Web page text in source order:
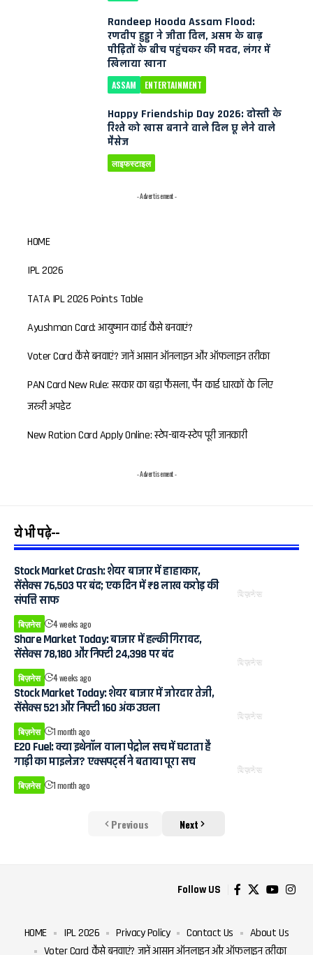
Randeep Hooda Assam Flood:
रणदीप हुड्डा ने जीता दिल, असम के बाढ़
पीड़ितों के बीच पहुंचकर की मदद, लंगर में
खिलाया खाना
ASSAM ENTERTAINMENT
Happy Friendship Day 2026: दोस्ती के
रिश्ते को खास बनाने वाले दिल छू लेने वाले
मैसेज
लाइफस्टाइल
- Advertisement -
HOME
IPL 2026
TATA IPL 2026 Points Table
Ayushman Card: आयुष्मान कार्ड कैसे बनवाएं?
Voter Card कैसे बनवाएं? जानें आसान ऑनलाइन और ऑफलाइन तरीका
PAN Card New Rule: सरकार का बड़ा फैसला, पैन कार्ड धारकों के लिए
जरूरी अपडेट
New Ration Card Apply Online: स्टेप-बाय-स्टेप पूरी जानकारी
- Advertisement -
ये भी पढ़े--
बिज़नेस
Stock Market Crash: शेयर बाजार में हाहाकार,
सेंसेक्स 76,503 पर बंद; एक दिन में ₹8 लाख करोड़ की
संपत्ति साफ
बिज़नेस 4 weeks ago
बिज़नेस
Share Market Today: बाजार में हल्की गिरावट,
सेंसेक्स 78,180 और निफ्टी 24,398 पर बंद
बिज़नेस 4 weeks ago
बिज़नेस
Stock Market Today: शेयर बाजार में जोरदार तेजी,
सेंसेक्स 521 और निफ्टी 160 अंक उछला
बिज़नेस 1 month ago
बिज़नेस
E20 Fuel: क्या इथेनॉल वाला पेट्रोल सच में घटाता है
गाड़ी का माइलेज? एक्सपर्ट्स ने बताया पूरा सच
बिज़नेस 1 month ago
Previous Next
Follow US
HOME IPL 2026 Privacy Policy Contact Us
About Us
Voter Card कैसे बनवाएं? जानें आसान ऑनलाइन और ऑफलाइन तरीका